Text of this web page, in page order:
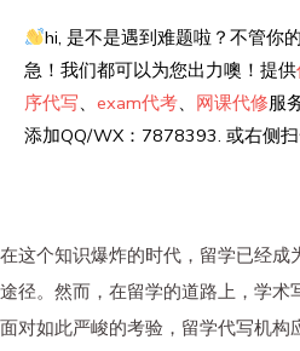
hi, 是不是遇到难题啦？不管你
急！我们都可以为您出力噢！提供
序代写、 exam代考、 网课代修服
添加QQ/WX：7878393. 或右侧扫
在这个知识爆炸的时代，留学已经成
途径。然而，在留学的道路上，学术
面对如此严峻的考验，留学代写机构